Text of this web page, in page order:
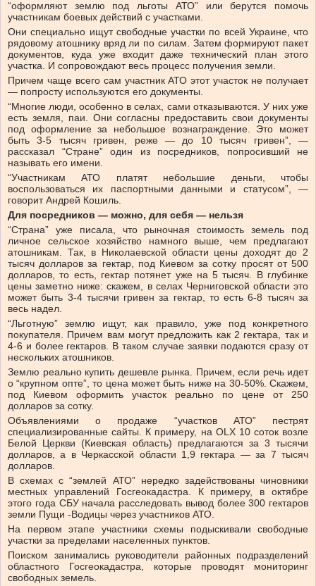
“оформляют землю под льготы АТО” или берутся помочь
участникам боевых действий с участками.
Они специально ищут свободные участки по всей Украине, что
рядовому атошнику вряд ли по силам. Затем формируют пакет
документов, куда уже входит даже технический план этого
участка. И сопровождают весь процесс получения земли.
Причем чаще всего сам участник АТО этот участок не получает
— попросту используются его документы.
“Многие люди, особенно в селах, сами отказываются. У них уже
есть земля, паи. Они согласны предоставить свои документы
под оформление за небольшое вознаграждение. Это может
быть 3-5 тысяч гривен, реже — до 10 тысяч гривен”, —
рассказал “Стране” один из посредников, попросивший не
называть его имени.
“Участникам АТО платят небольшие деньги, чтобы
воспользоваться их паспортными данными и статусом”, —
говорит Андрей Кошиль.
Для посредников — можно, для себя — нельзя
“Страна” уже писала, что рыночная стоимость земель под
личное сельское хозяйство намного выше, чем предлагают
атошникам. Так, в Николаевской области цены доходят до 2
тысяч долларов за гектар, под Киевом за сотку просят от 500
долларов, то есть, гектар потянет уже на 5 тысяч. В глубинке
цены заметно ниже: скажем, в селах Черниговской области это
может быть 3-4 тысячи гривен за гектар, то есть 6-8 тысяч за
весь надел.
“Льготную” землю ищут, как правило, уже под конкретного
покупателя. Причем вам могут предложить как 2 гектара, так и
4-6 и более гектаров. В таком случае заявки подаются сразу от
нескольких атошников.
Землю реально купить дешевле рынка. Причем, если речь идет
о “крупном опте”, то цена может быть ниже на 30-50%. Скажем,
под Киевом оформить участок реально по цене от 250
долларов за сотку.
Объявлениями о продаже “участков АТО” пестрят
специализированные сайты. К примеру, на OLX 10 соток возле
Белой Церкви (Киевская область) предлагаются за 3 тысячи
долларов, а в Черкасской области 1,9 гектара — за 7 тысяч
долларов.
В схемах с “землей АТО” нередко задействованы чиновники
местных управлений Госгеокадастра. К примеру, в октябре
этого года СБУ начала расследовать вывод более 300 гектаров
земли Пущи -Водицы через участников АТО.
На первом этапе участники схемы подыскивали свободные
участки за пределами населенных пунктов.
Поиском занимались руководители районных подразделений
областного Госгеокадастра, которые проводят мониторинг
свободных земель.